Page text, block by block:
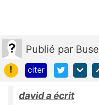
Publié par Buse
!
citer
david a écrit